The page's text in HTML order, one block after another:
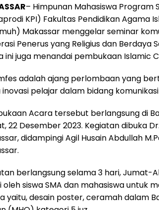
a
t
s
A
p
l
e
g
r
m
r
e
a
d
a
r
e
– Himpunan Mahasiswa Program
KPI) Fakultas Pendidikan Agama
Makassar menggelar seminar
Penerus yang Religius dan Berdaya
ini juga menandai pembukaan Islamic
adalah ajang perlombaan yang
pelajar dalam bidang
Acara tersebut berlangsung di
22 Desember 2023. Kegiatan dibuka
didampingi Agil Husain Abdullah
berlangsung selama 3 hari, Jumat-
oleh siswa SMA dan mahasiswa untuk
yaitu, desain poster, ceramah dalam